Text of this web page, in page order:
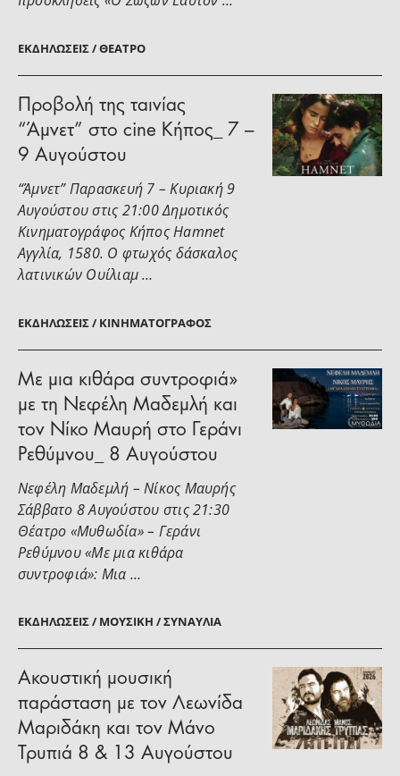
ΕΚΔΗΛΏΣΕΙΣ / ΘΈΑΤΡΟ
ΕΚΔΗΛΏΣΕΙΣ / ΚΙΝΗΜΑΤΟΓΡΆΦΟΣ
Προβολή της ταινίας
“Άμνετ” στο cine Κήπος_ 7 –
9 Αυγούστου
“Άμνετ” Παρασκευή 7 – Κυριακή 9
Αυγούστου στις 21:00 Δημοτικός
Κινηματογράφος Κήπος Hamnet
Αγγλία, 1580. Ο φτωχός δάσκαλος
λατινικών Ουίλιαμ …
ΕΚΔΗΛΏΣΕΙΣ / ΜΟΥΣΙΚΉ / ΣΥΝΑΥΛΊΑ
Με μια κιθάρα συντροφιά»
με τη Νεφέλη Μαδεμλή και
τον Νίκο Μαυρή στο Γεράνι
Ρεθύμνου_ 8 Αυγούστου
Νεφέλη Μαδεμλή – Νίκος Μαυρής
Σάββατο 8 Αυγούστου στις 21:30
Θέατρο «Μυθωδία» – Γεράνι
Ρεθύμνου «Με μια κιθάρα
συντροφιά»: Μια …
Ακουστική μουσική
παράσταση με τον Λεωνίδα
Μαριδάκη και τον Μάνο
Τρυπιά 8 & 13 Αυγούστου